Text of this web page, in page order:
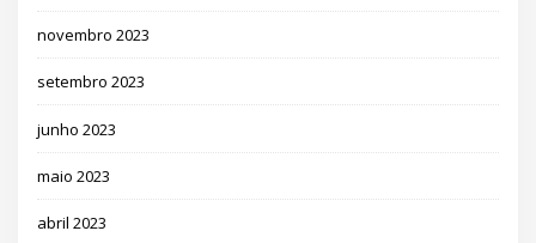
novembro 2023
setembro 2023
junho 2023
maio 2023
abril 2023